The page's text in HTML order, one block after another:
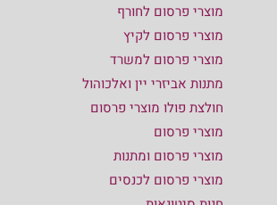
מוצרי פרסום לחורף
מוצרי פרסום לקיץ
מוצרי פרסום למשרד
מתנות אביזרי יין ואלכוהול
חולצת פולו מוצרי פרסום
מוצרי פרסום
מוצרי פרסום ומתנות
מוצרי פרסום לכנסים